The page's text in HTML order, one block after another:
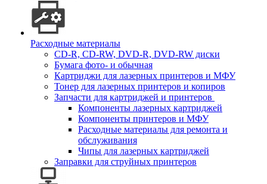
Расходные материалы
CD-R, CD-RW, DVD-R, DVD-RW диски
Бумага фото- и обычная
Картриджи для лазерных принтеров и МФУ
Тонер для лазерных принтеров и копиров
Запчасти для картриджей и принтеров
Компоненты лазерных картриджей
Компоненты принтеров и МФУ
Расходные материалы для ремонта и
обслуживания
Чипы для лазерных картриджей
Заправки для струйных принтеров